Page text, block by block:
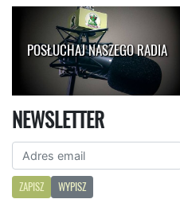
POSŁUCHAJ NASZEGO RADIA
NEWSLETTER
ZAPISZ WYPISZ